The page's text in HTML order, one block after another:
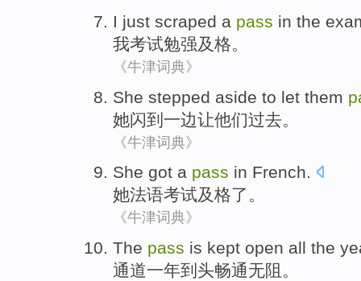
I just scraped a pass in the
我考试勉强及格。
《牛津词典》
She stepped aside to let them
她闪到 一边让他们过去。
《牛津词典》
She got a pass in French.
她法语考试及格了。
《牛津词典》
The pass is kept open all the
通道一年到头畅通无阻。